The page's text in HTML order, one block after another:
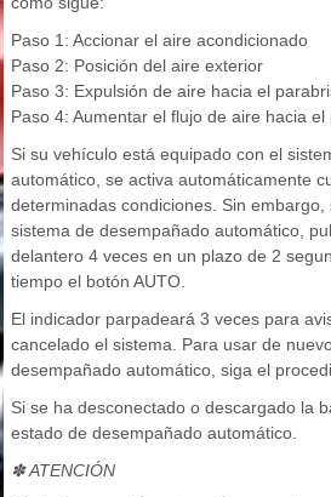
Paso 1: Accionar el aire acondicionado
Paso 2: Posición del aire exterior
Paso 3: Expulsión de aire hacia el
Paso 4: Aumentar el flujo de aire hacia el
Si su vehículo está equipado con el
automático, se activa automáticamente
determinadas condiciones. Sin
sistema de desempañado automático,
delantero 4 veces en un plazo de 2
tiempo el botón AUTO.
El indicador parpadeará 3 veces para
cancelado el sistema. Para usar de
desempañado automático, siga el
Si se ha desconectado o descargado la
estado de desempañado automático.
✽ ATENCIÓN